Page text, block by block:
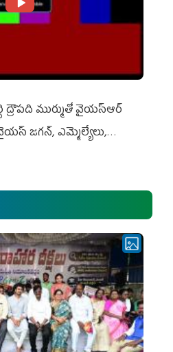
ద్రౌప‌ది ముర్ముతో వైయ‌స్ఆర్
జ‌గ‌న్, ఎమ్మెల్యేలు,